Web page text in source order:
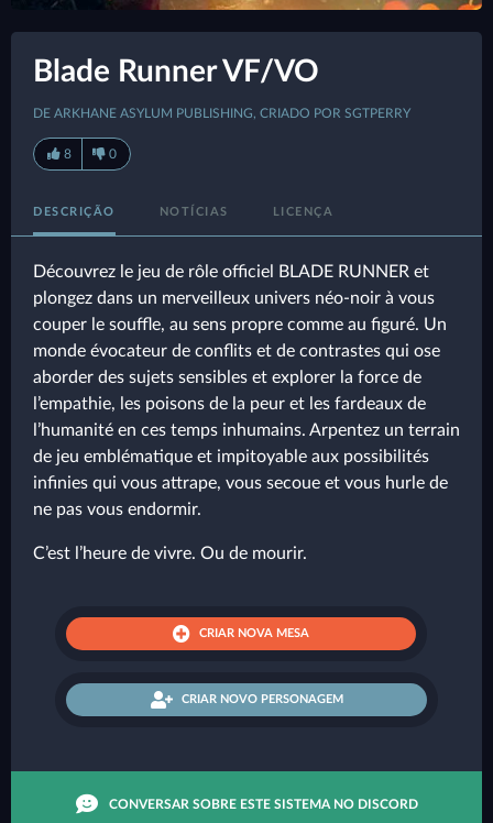
Blade Runner VF/VO
DE ARKHANE ASYLUM PUBLISHING, CRIADO POR SGTPERRY
8 0
DESCRIÇÃO NOTÍCIAS LICENÇA
Découvrez le jeu de rôle officiel BLADE RUNNER et
plongez dans un merveilleux univers néo-noir à vous
couper le souffle, au sens propre comme au figuré. Un
monde évocateur de conflits et de contrastes qui ose
aborder des sujets sensibles et explorer la force de
l’empathie, les poisons de la peur et les fardeaux de
l’humanité en ces temps inhumains. Arpentez un terrain
de jeu emblématique et impitoyable aux possibilités
infinies qui vous attrape, vous secoue et vous hurle de
ne pas vous endormir.
C’est l’heure de vivre. Ou de mourir.
CRIAR NOVA MESA
CRIAR NOVO PERSONAGEM
CONVERSAR SOBRE ESTE SISTEMA NO DISCORD